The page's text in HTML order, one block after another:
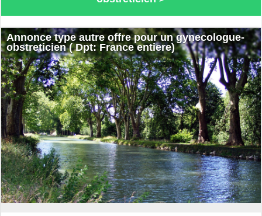
Annonce type autre offre pour un gynecologue-
obstreticien ( Dpt: France entiere)